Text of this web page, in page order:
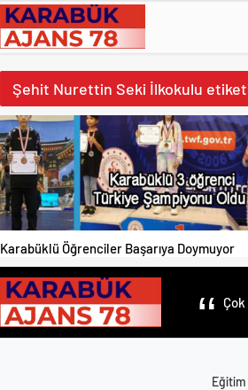
Şehit Nurettin Seki İlkokulu
Karabüklü Öğrenciler Başarıya Doymuyor
Eğitim